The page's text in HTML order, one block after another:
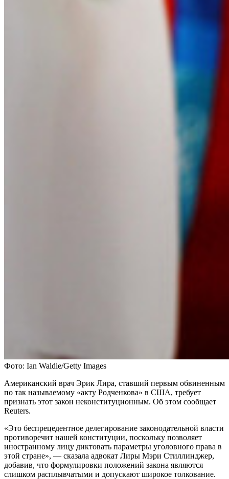
Фото: Ian Waldie/Getty Images
Американский врач Эрик Лира, ставший первым обвиненным
по так называемому «акту Родченкова» в США, требует
признать этот закон неконституционным. Об этом сообщает
Reuters.
«Это беспрецедентное делегирование законодательной власти
противоречит нашей конституции, поскольку позволяет
иностранному лицу диктовать параметры уголовного права в
этой стране», — сказала адвокат Лиры Мэри Стиллинджер,
добавив, что формулировки положений закона являются
слишком расплывчатыми и допускают широкое толкование.